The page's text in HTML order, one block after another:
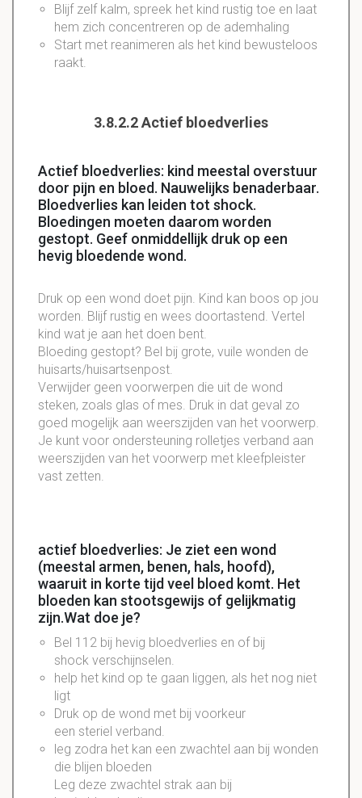
Blijf zelf kalm, spreek het kind rustig toe en laat
hem zich concentreren op de ademhaling
Start met reanimeren als het kind bewusteloos
raakt.
3.8.2.2 Actief bloedverlies
Actief bloedverlies: kind meestal overstuur
door pijn en bloed. Nauwelijks benaderbaar.
Bloedverlies kan leiden tot shock.
Bloedingen moeten daarom worden
gestopt. Geef onmiddellijk druk op een
hevig bloedende wond.
Druk op een wond doet pijn. Kind kan boos op jou
worden. Blijf rustig en wees doortastend . Vertel
kind wat je aan het doen bent.
Bloeding gestopt? Bel bij grote, vuile wonden de
huisarts/huisartsenpost
Verwijder geen voorwerpen die uit de wond
steken, zoals glas of mes. Druk in dat geval zo
goed mogelijk aan weerszijden van het voorwerp.
Je kunt voor ondersteuning rolletjes verband aan
weerszijden van het voorwerp met kleefpleister
vast zetten.
actief bloedverlies: Je ziet een wond
(meestal armen, benen, hals, hoofd),
waaruit in korte tijd veel bloed komt. Het
bloeden kan stootsgewijs of gelijkmatig
zijn.Wat doe je?
Bel 112 bij hevig bloedverlies en of bij
shock verschijnselen.
help het kind op te gaan liggen, als het nog niet
ligt
Druk op de wond met bij voorkeur
een steriel verband.
leg zodra het kan een zwachtel aan bij wonden
die blijen bloeden
Leg deze zwachtel strak aan bij